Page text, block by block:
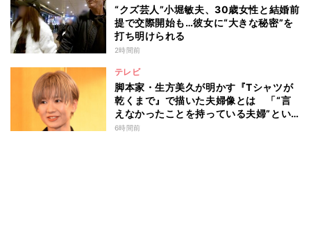
“クズ芸人”小堀敏夫、30歳女性と結婚前
提で交際開始も…彼女に“大きな秘密”を
打ち明けられる
2時間前
テレビ
脚本家・生方美久が明かす『Tシャツが
乾くまで』で描いた夫婦像とは 「“言
えなかったことを持っている夫婦”とい
うのは面白いかも」
6時間前